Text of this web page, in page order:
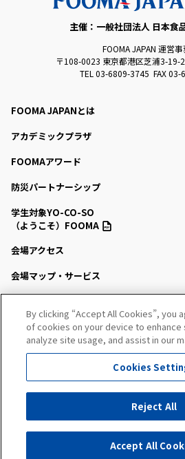
出展社にお問い合
主催：一般社団法人 日本食
FOOMA JAPAN 運営
〒108-0023 東京都港区芝浦3-19-
TEL 03-6809-3745 FAX 03-
FOOMA JAPANとは
アカデミックプラザ
FOOMAアワード
防災パートナーシップ
学生対象YO-CO-SO
（ようこそ）FOOMA
会場アクセス
会場マップ・サービス
セミナー・シンポジウム
プレスルーム
By clicking “Accept All Cookies”, you
of cookies on your device to enhance
analyze site usage, and assist in our
Cookies
Reject All
Accept All